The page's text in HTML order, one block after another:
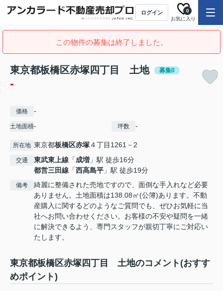
ログイン
お気に入り
0
この物件の募集は終了しました。
東京都板橋区赤塚四丁目 土地 募集0
-
価格 -
土地面積- 坪数 -
所在地 東京都板橋区赤塚４丁目1261－2
交通 東武東上線 「成増 」駅 徒歩16分
都営三田線 「西高島平 」駅 徒歩19分
備考
綺麗に整備された売地ですので、面倒な手入れなど必要
ありません。土地面積は138.08㎡(公簿)あります。不動
産購入に関するどのようなご質問でも、ぜひお気軽に当
社へお問い合わせください。お客様の不安や疑問を一緒
に解決できるよう、専門スタッフが親切丁寧にご対応い
たします。
東京都板橋区赤塚四丁目 土地のコメント(おすす
めポイント)